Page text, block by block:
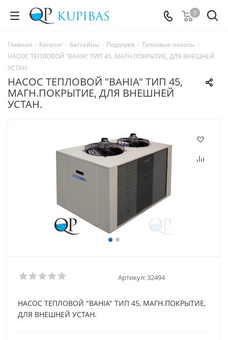
0
Главная - Каталог - Бассейны - Подогрев - Тепловые насосы -
НАСОС ТЕПЛОВОЙ "BAHIA" ТИП 45, МАГН.ПОКРЫТИЕ, ДЛЯ ВНЕШНЕЙ
УСТАН.
НАСОС ТЕПЛОВОЙ "BAHIA" ТИП 45,
МАГН.ПОКРЫТИЕ, ДЛЯ ВНЕШНЕЙ
УСТАН.
Артикул:32494
НАСОС ТЕПЛОВОЙ "BAHIA" ТИП 45, МАГН.ПОКРЫТИЕ,
ДЛЯ ВНЕШНЕЙ УСТАН.